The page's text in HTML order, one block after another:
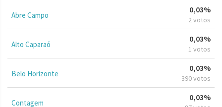
Abre Campo
0,03%
2 votos
Alto Caparaó
0,03%
1 votos
Belo Horizonte
0,03%
390 votos
Contagem
0,03%